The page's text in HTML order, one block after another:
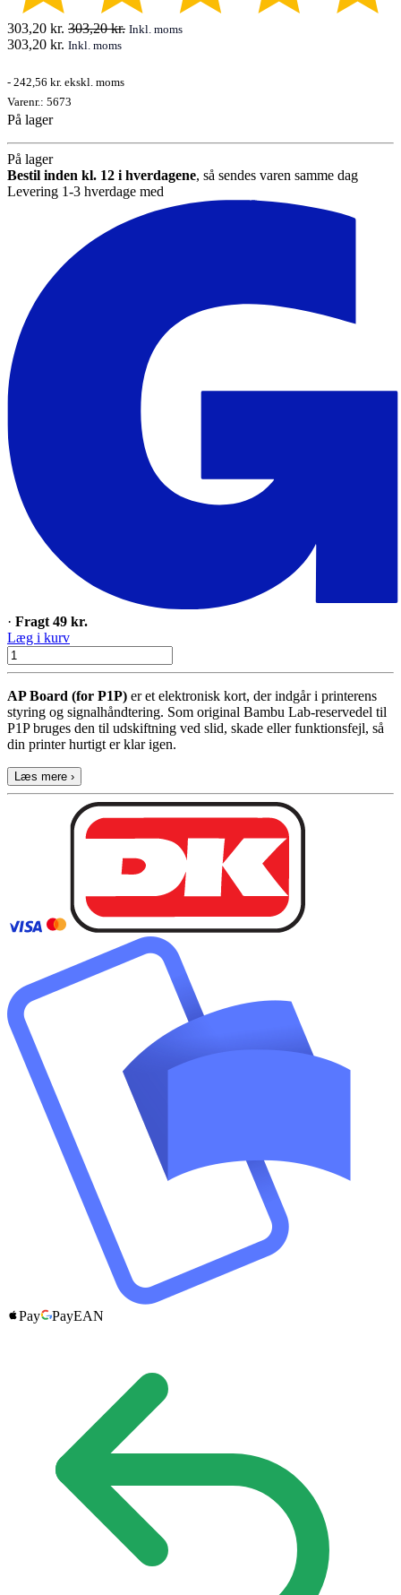
303,20 kr. 303,20kr. Inkl. moms
303,20 kr. Inkl. moms
- 242,56 kr. ekskl. moms
Varenr.: 5673
På lager
På lager
Bestil inden kl. 12 i hverdagene, så sendes varen samme dag
Levering 1-3 hverdage med
· Fragt 49 kr.
Læg i kurv
AP Board (for P1P) er et elektronisk kort, der indgår i printerens
styring og signalhåndtering. Som original Bambu Lab-reservedel til
P1P bruges den til udskiftning ved slid, skade eller funktionsfejl, så
din printer hurtigt er klar igen.
Læs mere ›
Pay PayEAN